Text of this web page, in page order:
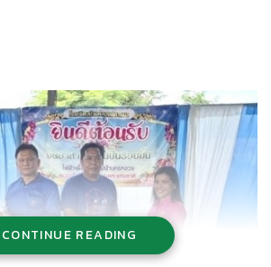
CONTINUE READING